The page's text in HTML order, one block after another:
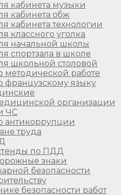
кабинета музыки
кабинета обж
кабинета технологии
классного уголка
начальной школы
спортзала в школе
школьной столовой
методической работе
французскому языку
организации
ЧС
антикоррупции
труда
по ПДД
знаки
безопасности
безопасности работ